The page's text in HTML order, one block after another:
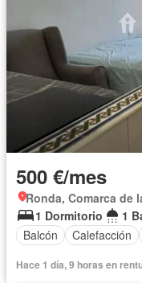
500 €/mes
Ronda, Comarca de
1 Dormitorio
1
Balcón
Calefacción
Hace 1 día, 9 horas en